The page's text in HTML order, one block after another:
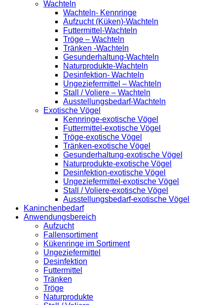
Wachteln
Wachteln- Kennringe
Aufzucht (Küken)-Wachteln
Futtermittel-Wachteln
Tröge – Wachteln
Tränken -Wachteln
Gesunderhaltung-Wachteln
Naturprodukte-Wachteln
Desinfektion- Wachteln
Ungeziefermittel – Wachteln
Stall / Voliere – Wachteln
Ausstellungsbedarf-Wachteln
Exotische Vögel
Kennringe-exotische Vögel
Futtermittel-exotische Vögel
Tröge-exotische Vögel
Tränken-exotische Vögel
Gesunderhaltung-exotische Vögel
Naturprodukte-exotische Vögel
Desinfektion-exotische Vögel
Ungeziefermittel-exotische Vögel
Stall / Voliere-exotische Vögel
Ausstellungsbedarf-exotische Vögel
Kaninchenbedarf
Anwendungsbereich
Aufzucht
Fallensortiment
Kükenringe im Sortiment
Ungeziefermittel
Desinfektion
Futtermittel
Tränken
Tröge
Naturprodukte